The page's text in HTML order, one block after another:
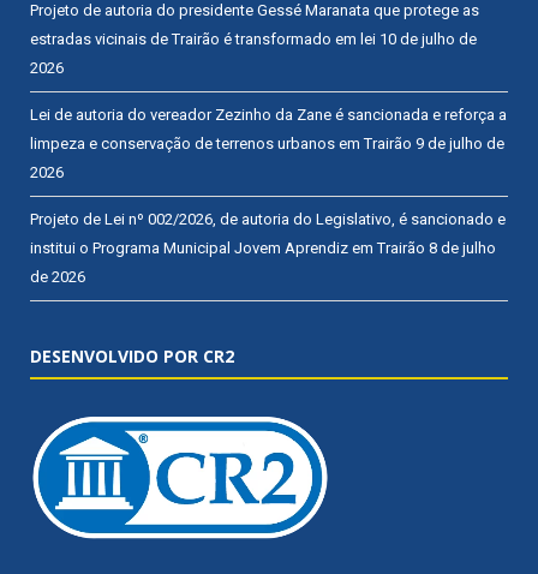
Projeto de autoria do presidente Gessé Maranata que protege as
estradas vicinais de Trairão é transformado em lei 10 de julho de
2026
Lei de autoria do vereador Zezinho da Zane é sancionada e reforça a
limpeza e conservação de terrenos urbanos em Trairão 9 de julho de
2026
Projeto de Lei nº 002/2026, de autoria do Legislativo, é sancionado e
institui o Programa Municipal Jovem Aprendiz em Trairão 8 de julho
de 2026
DESENVOLVIDO POR CR2